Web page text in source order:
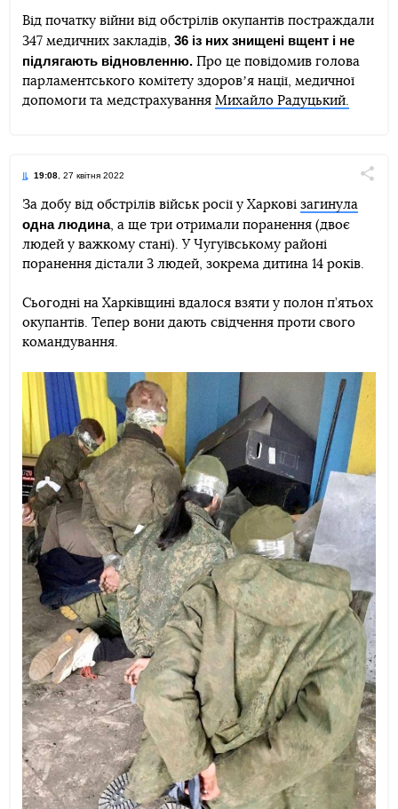
TelegramFacebookTwitter
Від початку війни від обстрілів окупантів постраждали
347 медичних закладів, 36 із них знищені вщент і не
підлягають відновленню. Про це повідомив голова
парламентського комітету здоровʼя нації, медичної
допомоги та медстрахування Михайло Радуцький.
19:08 , 27 квітня 2022
TelegramFacebookTwitter
За добу від обстрілів військ росії у Харкові загинула
одна людина, а ще три отримали поранення (двоє
людей у важкому стані). У Чугуївському районі
поранення дістали 3 людей, зокрема дитина 14 років.
Сьогодні на Харківщині вдалося взяти у полон п’ятьох
окупантів. Тепер вони дають свідчення проти свого
командування.